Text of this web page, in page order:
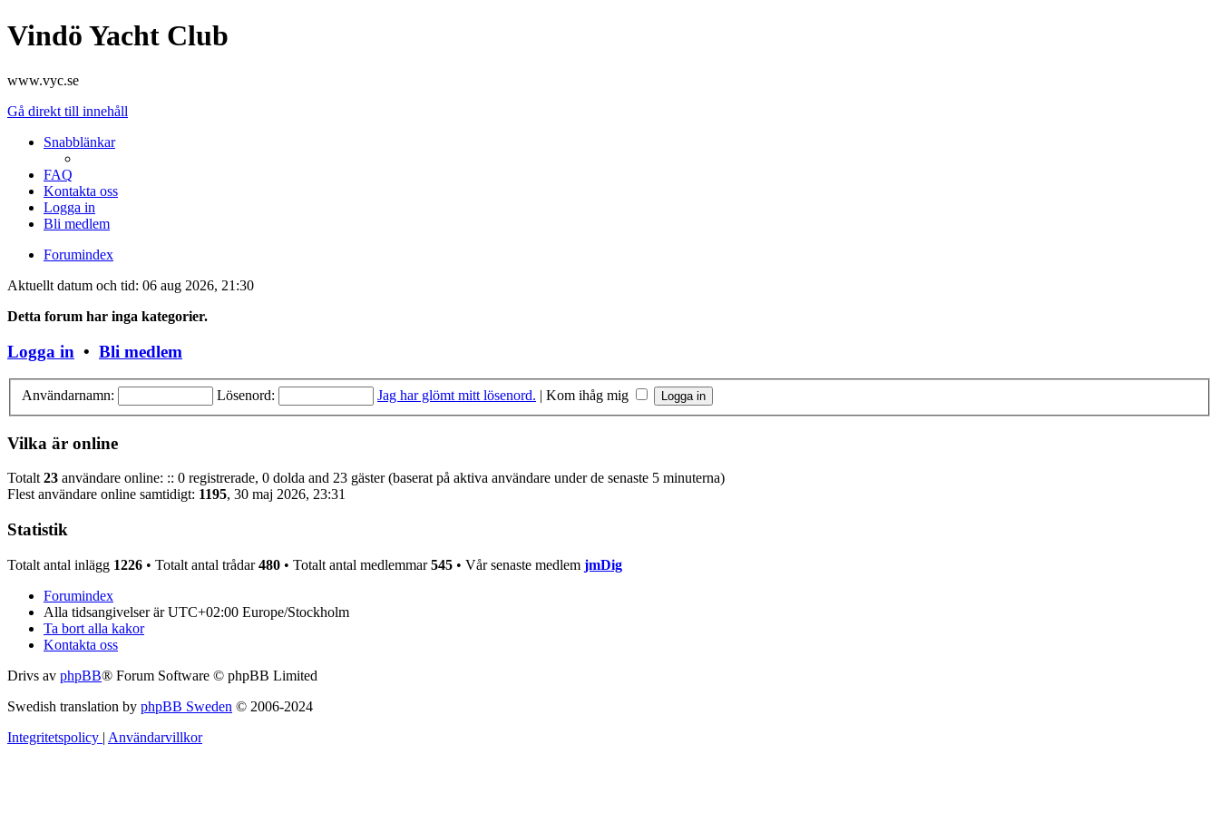
Vindö Yacht Club
www.vyc.se
Gå direkt till innehåll
Snabblänkar
FAQ
Kontakta oss
Logga in
Bli medlem
Forumindex
Aktuellt datum och tid: 06 aug 2026, 21:30
Detta forum har inga kategorier.
Logga in • Bli medlem
Användarnamn: Lösenord: Jag har glömt mitt lösenord. | Kom ihåg mig
Vilka är online
Totalt 23 användare online: :: 0 registrerade, 0 dolda and 23 gäster (baserat på aktiva användare under de senaste 5 minuterna)
Flest användare online samtidigt: 1195, 30 maj 2026, 23:31
Statistik
Totalt antal inlägg 1226 • Totalt antal trådar480 • Totalt antal medlemmar545 • Vår senaste medlem jmDig
Forumindex
Alla tidsangivelser är UTC+02:00 Europe/Stockholm
Ta bort alla kakor
Kontakta oss
Drivs av phpBB® Forum Software © phpBB Limited
Swedish translation by phpBB Sweden © 2006-2024
Integritetspolicy | Användarvillkor